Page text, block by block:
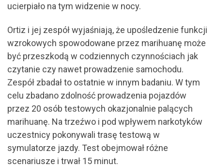
ucierpiało na tym widzenie w nocy.
Ortiz i jej zespół wyjaśniają, że upośledzenie funkcji
wzrokowych spowodowane przez marihuanę może
być przeszkodą w codziennych czynnościach jak
czytanie czy nawet prowadzenie samochodu.
Zespół zbadał to ostatnie w innym badaniu. W tym
celu zbadano zdolność prowadzenia pojazdów
przez 20 osób testowych okazjonalnie palących
marihuanę. Na trzeźwo i pod wpływem narkotyków
uczestnicy pokonywali trasę testową w
symulatorze jazdy. Test obejmował różne
scenariusze i trwał 15 minut.